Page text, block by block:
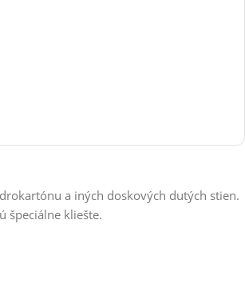
a iných doskových dutých stien.
špeciálne kliešte.